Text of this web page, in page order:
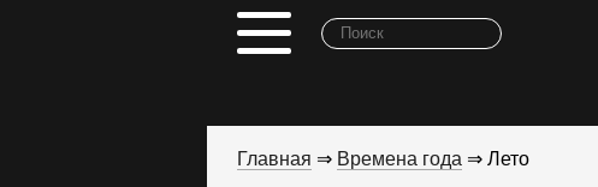
Главная ⇒ Времена года ⇒ Лето